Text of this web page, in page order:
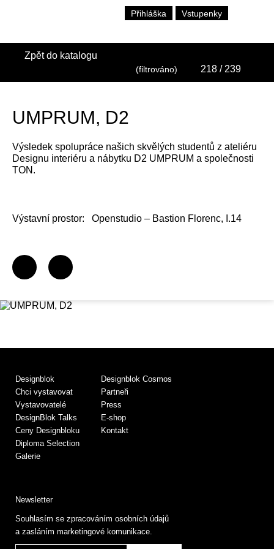
Přihláška Vstupenky
Zpět do katalogu
(filtrováno) 218 / 239
UMPRUM, D2
Výsledek spolupráce našich skvělých studentů z ateliéru
Designu interiéru a nábytku D2 UMPRUM a společnosti
TON.
Výstavní prostor: Openstudio – Bastion Florenc, I.14
Designblok
Chci vystavovat
Vystavovatelé
DesignBlok Talks
Ceny Designbloku
Diploma Selection
Galerie
Designblok Cosmos
Partneři
Press
E-shop
Kontakt
Newsletter
Souhlasím se zpracováním osobních údajů
a zasláním marketingové komunikace.